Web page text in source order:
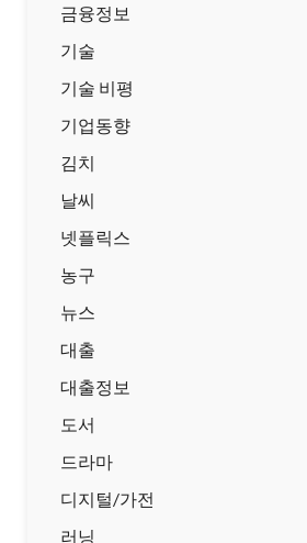
금융정보
기술
기술 비평
기업동향
김치
날씨
넷플릭스
농구
뉴스
대출
대출정보
도서
드라마
디지털/가전
러닝